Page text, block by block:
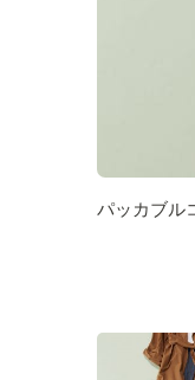
パッカブル